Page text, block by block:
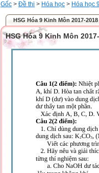
Gốc > Đề thi > Hóa học > Hóa học
HSG Hóa 9 Kinh Môn 2017-2018
HSG Hóa 9 Kinh Môn